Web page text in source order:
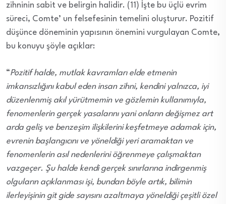
zihninin sabit ve belirgin halidir. (11) İşte bu üçlü evrim
süreci, Comte’ un felsefesinin temelini oluşturur. Pozitif
düşünce döneminin yapısının önemini vurgulayan Comte,
bu konuyu şöyle açıklar:
“Pozitif halde, mutlak kavramları elde etmenin
imkansızlığını kabul eden insan zihni, kendini yalnızca, iyi
düzenlenmiş akıl yürütmemin ve gözlemin kullanımıyla,
fenomenlerin gerçek yasalarını yani onların değişmez art
arda geliş ve benzeşim ilişkilerini keşfetmeye adamak için,
evrenin başlangıcını ve yöneldiği yeri aramaktan ve
fenomenlerin asıl nedenlerini öğrenmeye çalışmaktan
vazgeçer. Şu halde kendi gerçek sınırlarına indirgenmiş
olguların açıklanması işi, bundan böyle artık, bilimin
ilerleyişinin git gide sayısını azaltmaya yöneldiği çeşitli özel